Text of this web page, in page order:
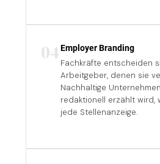
04Employer Branding
Fachkräfte entscheiden
Arbeitgeber, denen sie
Nachhaltige
redaktionell erzählt wird,
jede Stellenanzeige.